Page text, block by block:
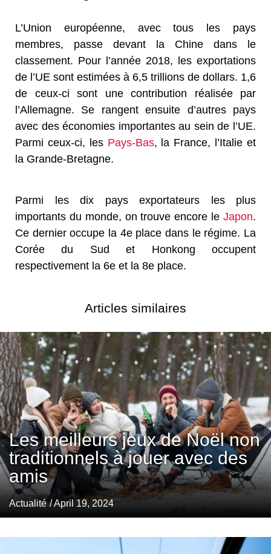
L’Union européenne, avec tous les pays
membres, passe devant la Chine dans le
classement. Pour l’année 2018, les exportations
de l’UE sont estimées à 6,5 trillions de dollars. 1,6
de ceux-ci sont une contribution réalisée par
l’Allemagne. Se rangent ensuite d’autres pays
avec des économies importantes au sein de l’UE.
Parmi ceux-ci, les Pays-Bas, la France, l’Italie et
la Grande-Bretagne.
Parmi les dix pays exportateurs les plus
importants du monde, on trouve encore le Japon.
Ce dernier occupe la 4e place dans le régime. La
Corée du Sud et Honkong occupent
respectivement la 6e et la 8e place.
Articles similaires
Les meilleurs jeux de Noël non
traditionnels à jouer avec des
amis
Actualité / April 19, 2024